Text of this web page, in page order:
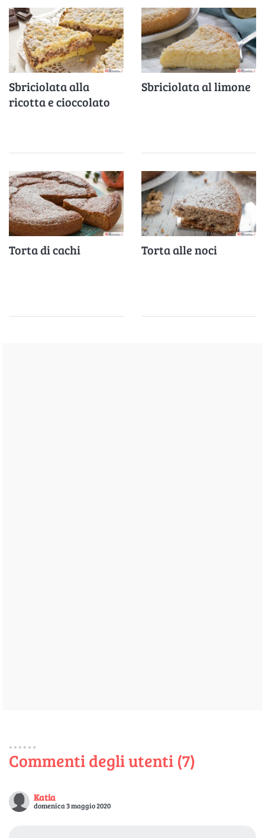
Sbriciolata alla
ricotta e cioccolato
Sbriciolata al limone
Torta di cachi Torta alle noci
Commenti degli utenti (7)
Katia
domenica 3 maggio 2020